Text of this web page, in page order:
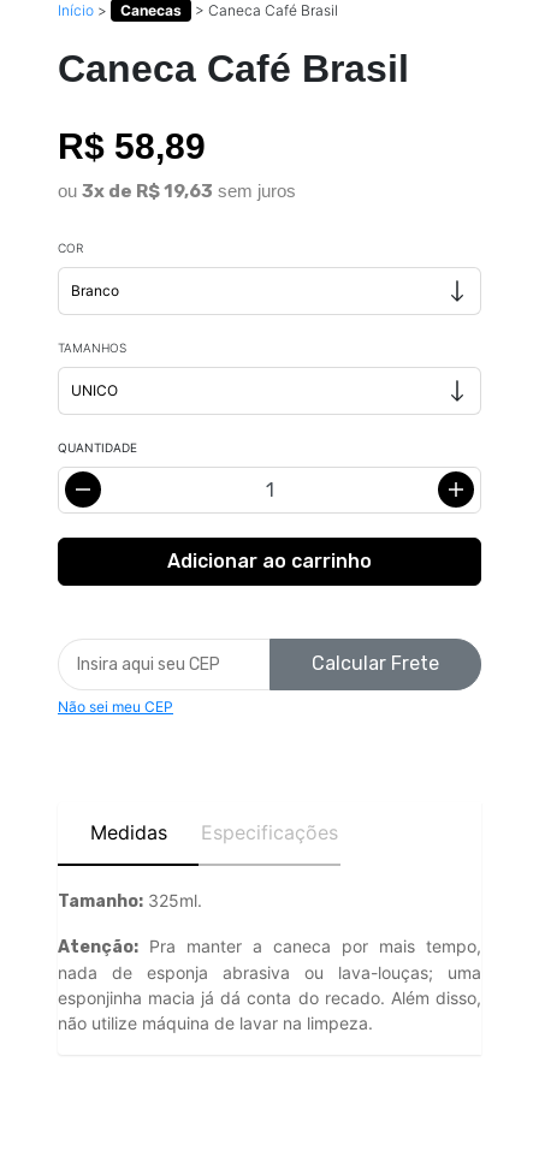
Início > Canecas > Caneca Café Brasil
Caneca Café Brasil
R$ 58,89
ou 3x de R$ 19,63 sem juros
COR
TAMANHOS
QUANTIDADE
Calcular Frete
Não sei meu CEP
Medidas Especificações
Tamanho: 325ml.
Atenção: Pra manter a caneca por mais tempo,
nada de esponja abrasiva ou lava-louças; uma
esponjinha macia já dá conta do recado. Além disso,
não utilize máquina de lavar na limpeza.